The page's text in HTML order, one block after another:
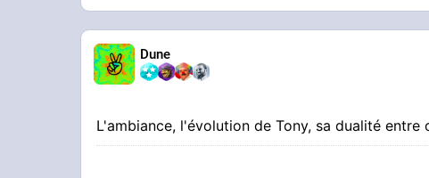
Dune
L'ambiance, l'évolution de Tony, sa dualité